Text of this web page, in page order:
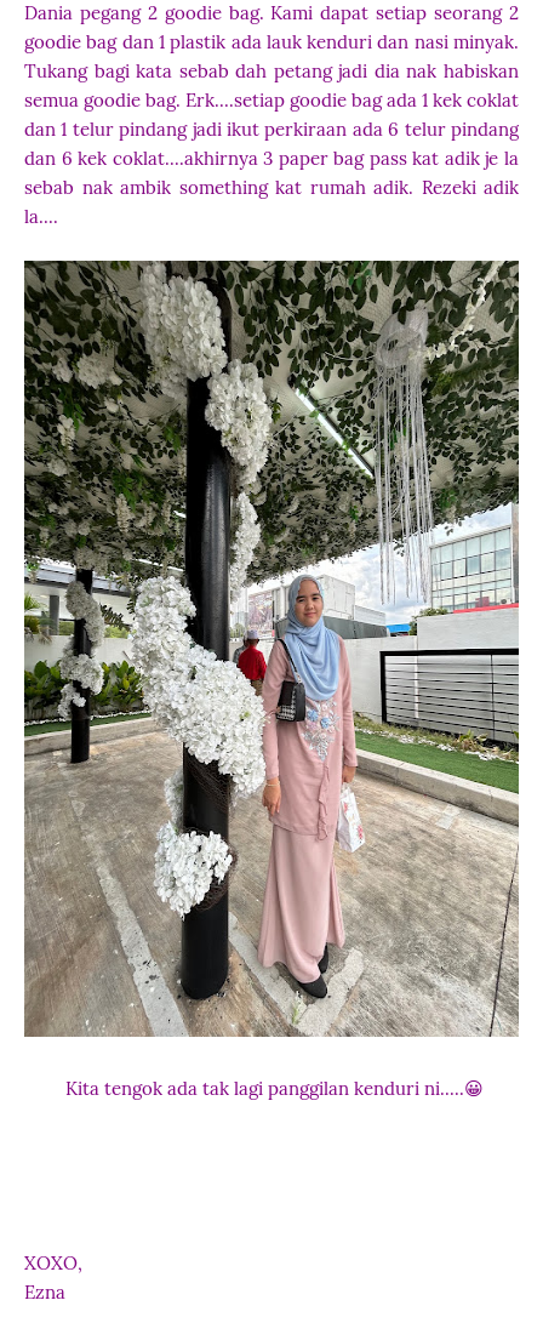
Dania pegang 2 goodie bag. Kami dapat setiap seorang 2
goodie bag dan 1 plastik ada lauk kenduri dan nasi minyak.
Tukang bagi kata sebab dah petang jadi dia nak habiskan
semua goodie bag. Erk....setiap goodie bag ada 1 kek coklat
dan 1 telur pindang jadi ikut perkiraan ada 6 telur pindang
dan 6 kek coklat....akhirnya 3 paper bag pass kat adik je la
sebab nak ambik something kat rumah adik. Rezeki adik
la....
Kita tengok ada tak lagi panggilan kenduri ni.....😀
XOXO,
Ezna